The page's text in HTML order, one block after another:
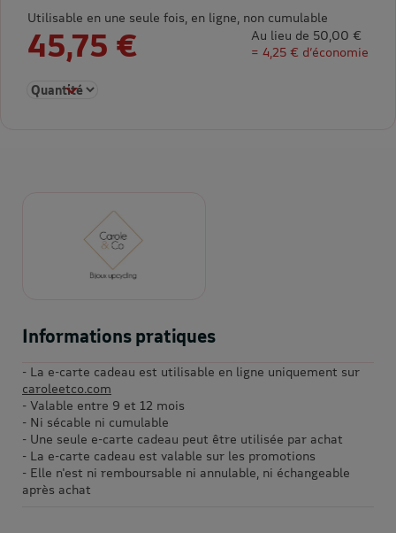
Utilisable en une seule fois, en ligne, non cumulable
45,75 €
Au lieu de 50,00 €
= 4,25 € d’économie
Sélectionner la quantité pour E-carte cadeau 50€
Informations pratiques
- La e-carte cadeau est utilisable en ligne uniquement sur
caroleetco.com
- Valable entre 9 et 12 mois
- Ni sécable ni cumulable
- Une seule e-carte cadeau peut être utilisée par achat
- La e-carte cadeau est valable sur les promotions
- Elle n'est ni remboursable ni annulable, ni échangeable
après achat